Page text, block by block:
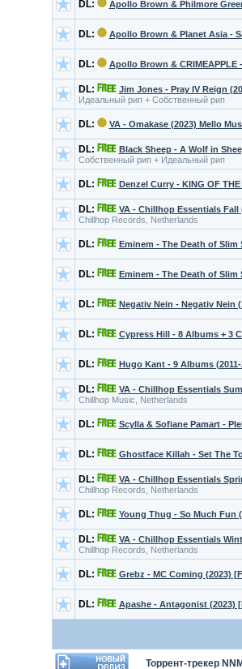
DL: Apollo Brown & Philmore
DL: Apollo Brown & Planet Asia -
DL: Apollo Brown &
DL:
Jim Jones - Pray IV Reign
Идеальный рип + Собственный рип
DL: VA - Omakase (2023) Mello
DL:
Black Sheep - A Wolf in
Собственный рип + Идеальный рип
DL: Denzel Curry - KING OF
DL:
VA - Chillhop Essentials
Chillhop Records, Netherlands
DL: Eminem - The Death of Slim
DL: Eminem - The Death of Slim
DL: Negativ Nein - Negativ Nein
DL: Cypress Hill - 8 Albums + 3
DL: Hugo Kant - 9 Albums
DL:
VA - Chillhop Essentials
Chillhop Music, Netherlands
DL: Scylla & Sofiane Pamart -
DL: Ghostface Killah - Set The
DL:
VA - Chillhop Essentials
Chillhop Records, Netherlands
DL: Young Thug - So Much Fun
DL:
VA - Chillhop Essentials
Chillhop Records, Netherlands
DL: Grebz - MC Coming (2023)
DL: Apashe - Antagonist (2023)
Торрент-трекер